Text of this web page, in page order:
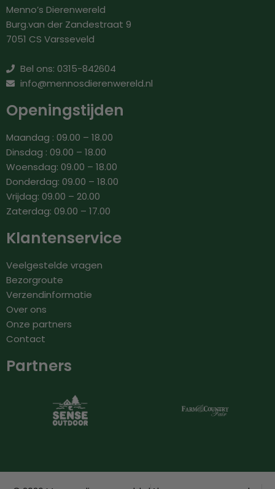
Menno’s Dierenwereld
Burg.van der Zandestraat 9
7051 CS Varsseveld
Bel ons: 0315-842604
info@mennosdierenwereld.nl
Openingstijden
Maandag : 09.00 – 18.00
Dinsdag : 09.00 – 18.00
Woensdag: 09.00 – 18.00
Donderdag: 09.00 – 18.00
Vrijdag: 09.00 – 20.00
Zaterdag: 09.00 – 17.00
Klantenservice
Veelgestelde vragen
Bezorgroute
Verzendinformatie
Over ons
Onze partners
Contact
Partners